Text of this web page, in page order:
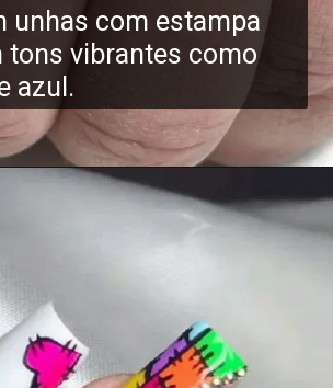
unhas com estampa
tons vibrantes como
azul.